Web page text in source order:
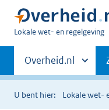
U
hier:
Lokale wet- en regelgeving
Primaire
navigatie
Andere
sites
binnen
Overheid.nl
U bent hier: Lokale wet-